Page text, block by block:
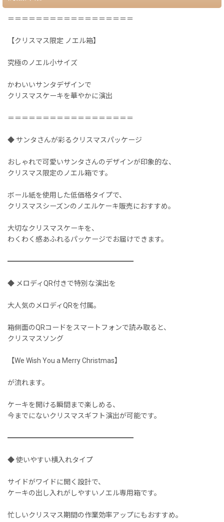
＝＝＝＝＝＝＝＝＝＝＝＝＝＝＝＝＝＝
【クリスマス限定 ノエル箱】
究極のノエル小サイズ
かわいいサンタデザインで
クリスマスケーキを華やかに演出
＝＝＝＝＝＝＝＝＝＝＝＝＝＝＝＝＝＝
◆ サンタさんが彩るクリスマスパッケージ
おしゃれで可愛いサンタさんのデザインが印象的な、
クリスマス限定のノエル箱です。
ボール紙を使用した低価格タイプで、
クリスマスシーズンのノエルケーキ販売におすすめ。
大切なクリスマスケーキを、
わくわく感あふれるパッケージでお届けできます。
━━━━━━━━━━━━━━━━━━
◆ メロディQR付きで特別な演出を
大人気のメロディQRを付属。
箱側面のQRコードをスマートフォンで読み取ると、
クリスマスソング
【We Wish You a Merry Christmas】
が流れます。
ケーキを開ける瞬間まで楽しめる、
今までにないクリスマスギフト演出が可能です。
━━━━━━━━━━━━━━━━━━
◆ 使いやすい横入れタイプ
サイドがワイドに開く設計で、
ケーキの出し入れがしやすいノエル専用箱です。
忙しいクリスマス期間の作業効率アップにもおすすめ。